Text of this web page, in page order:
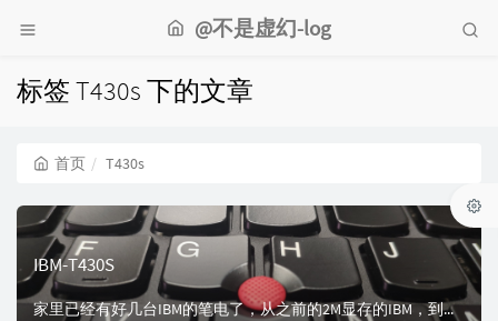
@不是虚幻-log
标签 T430s 下的文章
首页 T430s
IBM-T430S
家里已经有好几台IBM的笔电了，从之前的2M显存的IBM，到后面的T41p、T43p。今天又因为情怀弄了一台T430p。之前是想直接上MAC的，但价位上和...